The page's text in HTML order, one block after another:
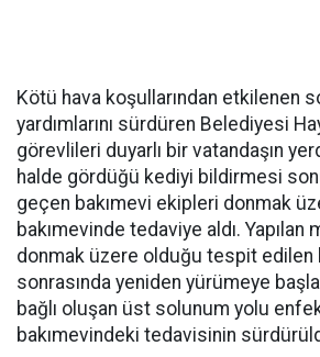
Kötü hava koşullarından etkilenen
yardımlarını sürdüren Belediyesi
görevlileri duyarlı bir vatandaşın
halde gördüğü kediyi bildirmesi
geçen bakımevi ekipleri donmak
bakımevinde tedaviye aldı. Yapılan
donmak üzere olduğu tespit edilen
sonrasında yeniden yürümeye
bağlı oluşan üst solunum yolu
bakımevindeki tedavisinin